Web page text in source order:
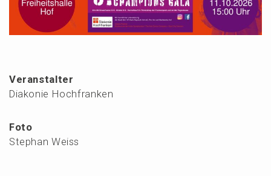
Veranstalter
Diakonie Hochfranken
Foto
Stephan Weiss